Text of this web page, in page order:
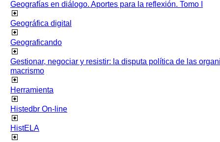
Geografías en diálogo. Aportes para la reflexión. Tomo I
Geográfica digital
Geograficando
Gestionar, negociar y resistir: la disputa política de las
macrismo
Herramienta
Histedbr On-line
HistELA